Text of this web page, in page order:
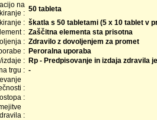
na
: 50 tableta
: škatla s 50 tabletami (5 x 10 tablet v
: Zaščitna elementa sta prisotna
: Zdravilo z dovoljenjem za promet
: Peroralna uporaba
izdaje : Rp - Predpisovanje in izdaja zdravila
trgu : -
:
:
: